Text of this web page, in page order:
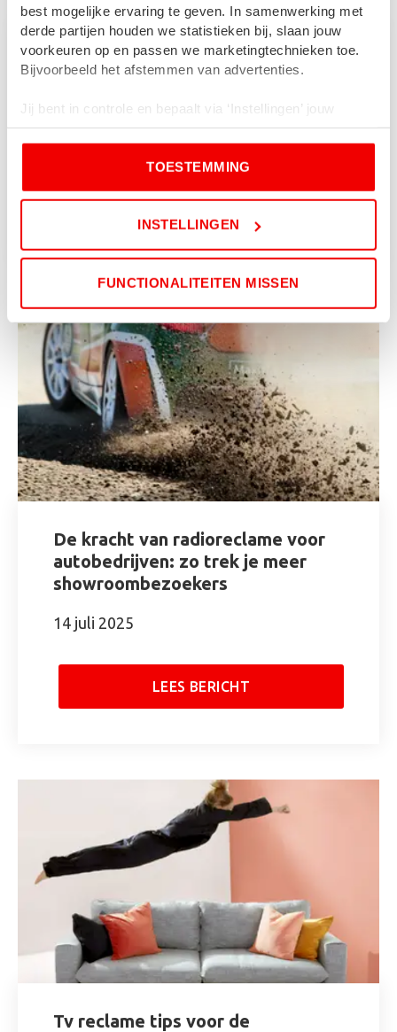
best mogelijke ervaring te geven. In samenwerking met
derde partijen houden we statistieken bij, slaan jouw
voorkeuren op en passen we marketingtechnieken toe.
Bijvoorbeeld het afstemmen van advertenties.
Jij bent in controle en bepaalt via ‘Instellingen’ jouw
voorkeuren en welke cookies worden gebruikt. Door op
‘Toestemming’ te klikken, ga je akkoord met onze
enprivacybeleid.
Als je weigert, dan wordt een kleine cookie in je browser
geplaatst. Dit is nodig om te onthouden dat je niet wilt
worden gevolgd.
TOESTEMMING
INSTELLINGEN
FUNCTIONALITEITEN MISSEN
Reclame voor leisurebedrijven: zo
trek je meer gasten met radio, tv
en online
1 september 2025
LEES BERICHT
De kracht van radioreclame voor
autobedrijven: zo trek je meer
showroombezoekers
14 juli 2025
LEES BERICHT
Tv reclame tips voor de